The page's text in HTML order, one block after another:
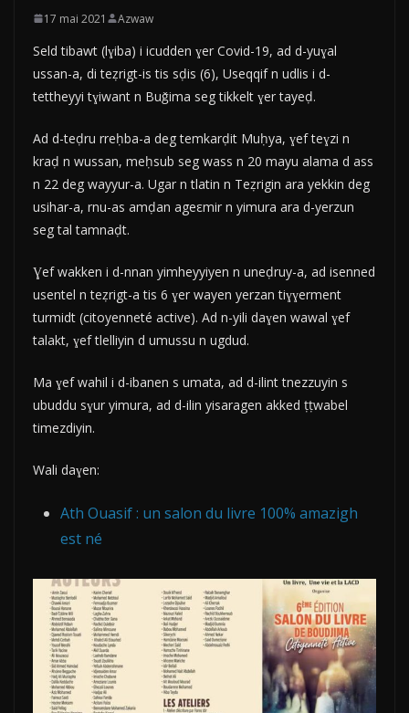
17 mai 2021 Azwaw
Seld tibawt (lɣiba) i icudden ɣer Covid-19, ad d-yuɣal
ussan-a, di teẓrigt-is tis sḍis (6), Useqqif n udlis i d-
tettheyyi tɣiwant n Buǧima seg tikkelt ɣer tayeḍ.
Ad d-teḍru rreḥba-a deg temkarḍit Muḥya, ɣef teɣzi n
kraḍ n wussan, meḥsub seg wass n 20 mayu alama d ass
n 22 deg wayyur-a. Ugar n tlatin n Teẓrigin ara yekkin deg
usihar-a, rnu-as amḍan ageεmir n yimura ara d-yerzun
seg tal tamnaḍt.
Ɣef wakken i d-nnan yimheyyiyen n uneḍruy-a, ad isenned
usentel n teẓrigt-a tis 6 ɣer wayen yerzan tiɣɣerment
turmidt (citoyenneté active). Ad n-yili daɣen wawal ɣef
talakt, ɣef tlelliyin d umussu n ugdud.
Ma ɣef wahil i d-ibanen s umata, ad d-ilint tnezzuyin s
ubuddu sɣur yimura, ad d-ilin yisaragen akked ṭṭwabel
timezdiyin.
Wali daɣen:
Ath Ouasif : un salon du livre 100% amazigh
est né